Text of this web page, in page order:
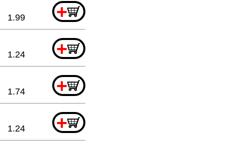
+
1.99
+
1.24
+
1.74
+
1.24